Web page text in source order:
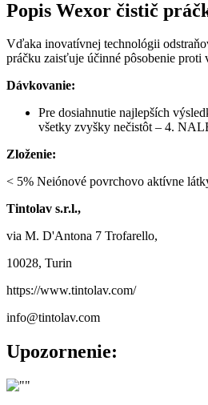
Popis Wexor čistič
Vďaka inovatívnej technológii
práčku zaisťuje účinné pôsobenie
Dávkovanie:
Pre dosiahnutie najlepších
všetky zvyšky nečistôt – 4.
Zloženie:
< 5% Neiónové povrchovo aktívne
Tintolav s.r.l.,
via M. D'Antona 7 Trofarello,
10028, Turin
https://www.tintolav.com/
info@tintolav.com
Upozornenie: